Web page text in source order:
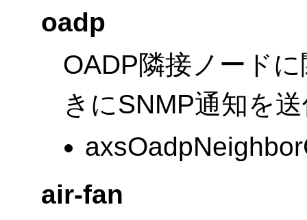
oadp
OADP隣接ノード
きにSNMP通知を
air-fan